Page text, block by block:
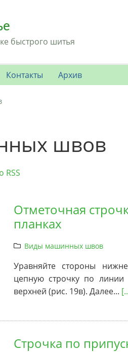
быстрого шитья
Контакты Архив
швов
RSS
Отметочная
планках
Виды машинных швов
Уравняйте стороны
цепную строчку по
верхней (рис. 19в). Далее...
Строчка по